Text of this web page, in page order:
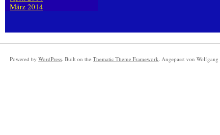
März 2014
Powered by WordPress. Built on the Thematic Theme Framework. Angepasst von